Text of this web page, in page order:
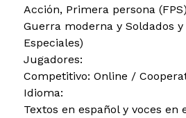
Acción, Primera persona
Guerra moderna y Soldados y
Especiales)
Jugadores:
Competitivo: Online /
Idioma:
Textos en español y voces en